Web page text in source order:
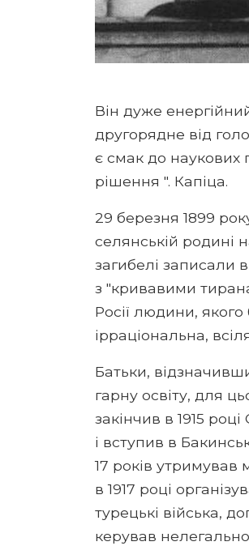
Він дуже
другорядне від
є смак до наукових
рішення ". Капіца.
29 березня 1899
селянській родині
загибелі записали
з "кривавими
Росії людини,
ірраціональна,
Батьки,
гарну освіту, для
закінчив в 1915
і вступив в
17 років утримував
в 1917 році
турецькі війська,
керував